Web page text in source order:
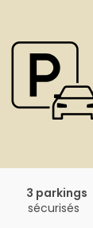
3 parkings
sécurisés